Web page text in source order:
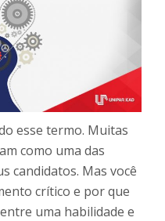
esse termo. Muitas
como uma das
candidatos. Mas você
crítico e por que
uma habilidade e